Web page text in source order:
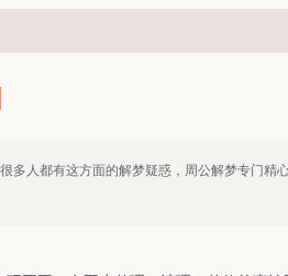
多人都有这方面的解梦疑惑，周公解梦专门精